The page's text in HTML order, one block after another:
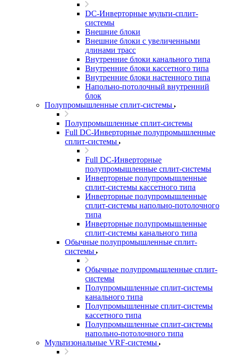
DC-Инверторные мульти-сплит-
системы
Внешние блоки
Внешние блоки с увеличенными
длинами трасс
Внутренние блоки канального типа
Внутренние блоки кассетного типа
Внутренние блоки настенного типа
Напольно-потолочный внутренний
блок
Полупромышленные сплит-системы
Полупромышленные сплит-системы
Full DC-Инверторные полупромышленные
сплит-системы
Full DC-Инверторные
полупромышленные сплит-системы
Инверторные полупромышленные
сплит-системы кассетного типа
Инверторные полупромышленные
сплит-системы напольно-потолочного
типа
Инверторные полупромышленные
сплит-системы канального типа
Обычные полупромышленные сплит-
системы
Обычные полупромышленные сплит-
системы
Полупромышленные сплит-системы
канального типа
Полупромышленные сплит-системы
кассетного типа
Полупромышленные сплит-системы
напольно-потолочного типа
Мультизональные VRF-системы